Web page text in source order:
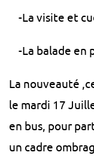
-La visite et
-La balade en
La nouveauté
le mardi 17
en bus, pour
un cadre